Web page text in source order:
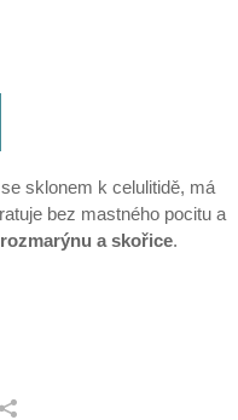
sklonem k celulitidě, má
bez mastného pocitu a
a skořice.